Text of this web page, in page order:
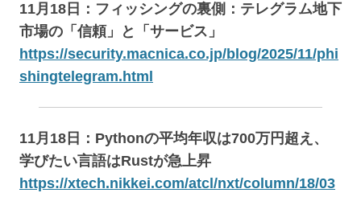
11月18日：フィッシングの裏側：テレグラム地下
市場の「信頼」と「サービス」
https://security.macnica.co.jp/blog/2025/11/phi
shingtelegram.html
11月18日：Pythonの平均年収は700万円超え、
学びたい言語はRustが急上昇
https://xtech.nikkei.com/atcl/nxt/column/18/03